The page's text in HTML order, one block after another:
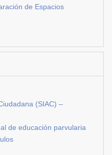
de Espacios
(SIAC) –
de educación parvularia